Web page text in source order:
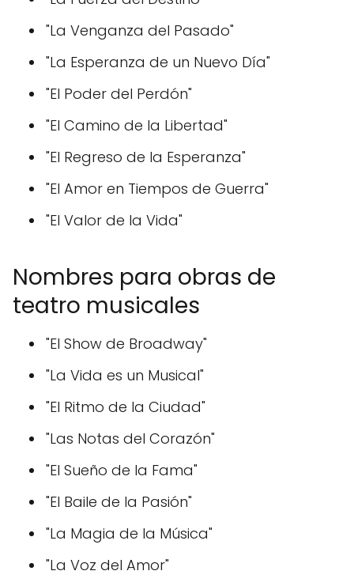
"La Venganza del Pasado"
"La Esperanza de un Nuevo Día"
"El Poder del Perdón"
"El Camino de la Libertad"
"El Regreso de la Esperanza"
"El Amor en Tiempos de Guerra"
"El Valor de la Vida"
Nombres para obras de
teatro musicales
"El Show de Broadway"
"La Vida es un Musical"
"El Ritmo de la Ciudad"
"Las Notas del Corazón"
"El Sueño de la Fama"
"El Baile de la Pasión"
"La Magia de la Música"
"La Voz del Amor"